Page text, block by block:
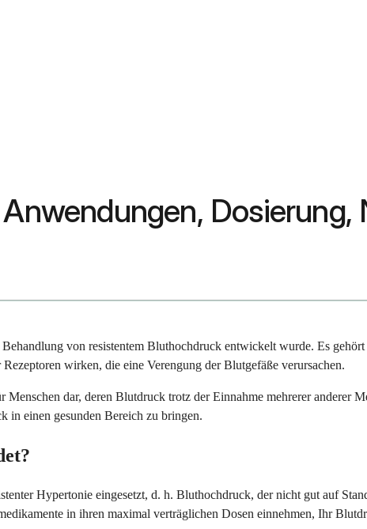
von resistentem Bluthochdruck entwickelt wurde. Es
wirken, die eine Verengung der Blutgefäße verursachen.
Menschen dar, deren Blutdruck trotz der Einnahme mehrerer anderer
in einen gesunden Bereich zu bringen.
Hypertonie eingesetzt, d. h. Bluthochdruck, der nicht gut auf
in ihren maximal verträglichen Dosen einnehmen, Ihr